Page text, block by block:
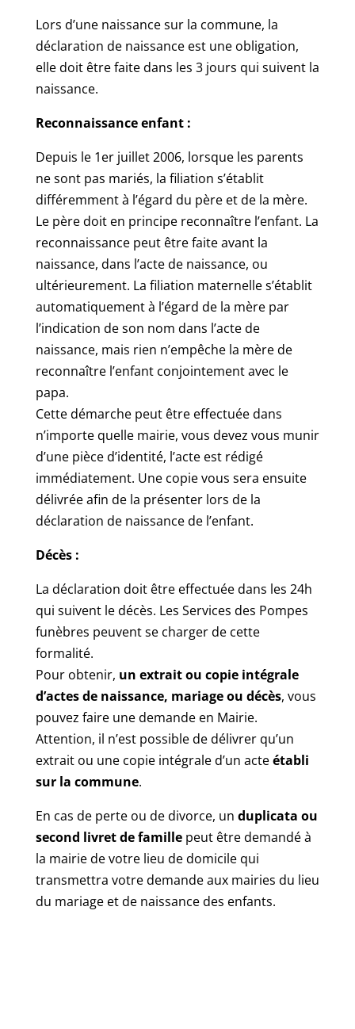
Lors d’une naissance sur la commune, la
déclaration de naissance est une obligation,
elle doit être faite dans les 3 jours qui suivent la
naissance.
Reconnaissance enfant :
Depuis le 1er juillet 2006, lorsque les parents
ne sont pas mariés, la filiation s’établit
différemment à l’égard du père et de la mère.
Le père doit en principe reconnaître l’enfant. La
reconnaissance peut être faite avant la
naissance, dans l’acte de naissance, ou
ultérieurement. La filiation maternelle s’établit
automatiquement à l’égard de la mère par
l’indication de son nom dans l’acte de
naissance, mais rien n’empêche la mère de
reconnaître l’enfant conjointement avec le
papa.
Cette démarche peut être effectuée dans
n’importe quelle mairie, vous devez vous munir
d’une pièce d’identité, l’acte est rédigé
immédiatement. Une copie vous sera ensuite
délivrée afin de la présenter lors de la
déclaration de naissance de l’enfant.
Décès :
La déclaration doit être effectuée dans les 24h
qui suivent le décès. Les Services des Pompes
funèbres peuvent se charger de cette
formalité.
Pour obtenir, un extrait ou copie intégrale
d’actes de naissance, mariage ou décès, vous
pouvez faire une demande en Mairie.
Attention, il n’est possible de délivrer qu’un
extrait ou une copie intégrale d’un acteétabli
sur la commune.
En cas de perte ou de divorce, un duplicata ou
second livret de famillepeut être demandé à
la mairie de votre lieu de domicile qui
transmettra votre demande aux mairies du lieu
du mariage et de naissance des enfants.